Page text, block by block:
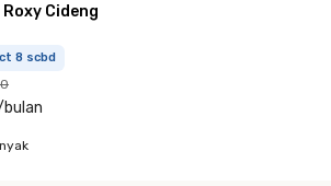
Cideng
8 scbd
bulan